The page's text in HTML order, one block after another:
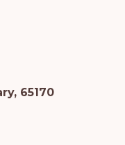
65170